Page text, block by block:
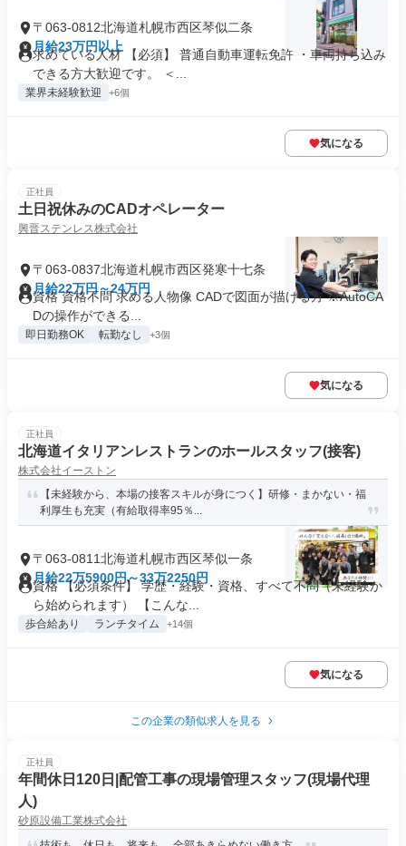
〒063-0812北海道札幌市西区琴似二条
月給23万円以上
求めている人材 【必須】 普通自動車運転免許 ・車両持ち込み
できる方大歓迎です。 ＜...
業界未経験歓迎 +6個
気になる
正社員
土日祝休みのCADオペレーター
興晋ステンレス株式会社
〒063-0837北海道札幌市西区発寒十七条
月給22万円～24万円
資格 資格不問 求める人物像 CADで図面が描ける方 ※AutoCA
Dの操作ができる...
即日勤務OK 転勤なし +3個
気になる
正社員
北海道イタリアンレストランのホールスタッフ(接客)
株式会社イーストン
【未経験から、本場の接客スキルが身につく】研修・まかない・福
利厚生も充実（有給取得率95％...
〒063-0811北海道札幌市西区琴似一条
月給22万5900円～33万2250円
資格 【必須条件】 学歴・経験・資格、すべて不問（未経験か
ら始められます） 【こんな...
歩合給あり ランチタイム +14個
気になる
この企業の類似求人を見る
正社員
年間休日120日|配管工事の現場管理スタッフ(現場代理
人)
砂原設備工業株式会社